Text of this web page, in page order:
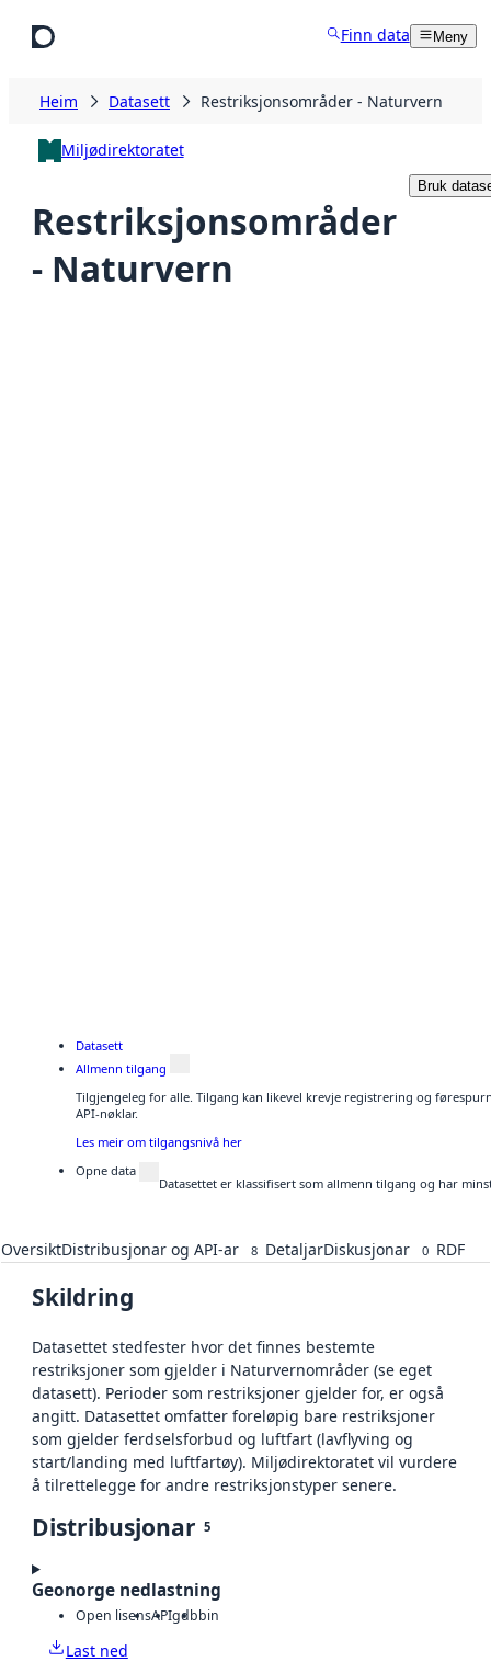
Finn data Meny
Heim Datasett Restriksjonsområder - Naturvern
Miljødirektoratet
Restriksjonsområder
- Naturvern
Bruk
Datasett
Allmenn tilgang
Tilgjengeleg for alle. Tilgang kan likevel krevje registrering og
API-nøklar.
Les meir om tilgangsnivå her
Opne data
Datasettet er klassifisert som allmenn tilgang og har
OversiktDistribusjonar og API-ar 8 DetaljarDiskusjonar 0 RDF
Skildring
Datasettet stedfester hvor det finnes bestemte
restriksjoner som gjelder i Naturvernområder (se eget
datasett). Perioder som restriksjoner gjelder for, er også
angitt. Datasettet omfatter foreløpig bare restriksjoner
som gjelder ferdselsforbud og luftfart (lavflyving og
start/landing med luftfartøy). Miljødirektoratet vil vurdere
å tilrettelegge for andre restriksjonstyper senere.
Distribusjonar 5
Geonorge nedlastning
Open lisensAPIgdbbin
Last ned